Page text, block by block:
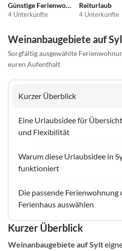
Günstige Ferienwohnungen
4 Unterkünfte
Reiturlaub
4 Unterkünfte
Weinanbaugebiete auf
Sorgfältig ausgewählte
euren Aufenthalt
Kurzer Überblick
Eine Urlaubsidee für
und Flexibilität
Warum diese Urlaubsidee in
funktioniert
Die passende Ferienwohnung
Ferienhaus auswählen
Kurzer Überblick
Weinanbaugebiete auf Sylt